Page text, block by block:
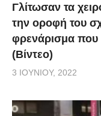
Γλίτωσαν τα
την οροφή του
φρενάρισμα που
(Βίντεο)
3 ΙΟΥΝΊΟΥ, 2022